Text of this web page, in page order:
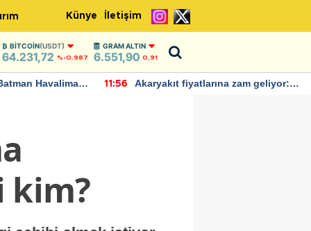
Künye İletişim
BITCOIN(USDT)
64.231,72 %-0.987
GRAM ALTIN
6.551,90 0,91
Havalimanı
11:56
Akaryakıt fiyatlarına zam geliyor:
kim?